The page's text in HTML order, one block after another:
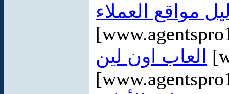
مواقع العملاء
العاب اون لين